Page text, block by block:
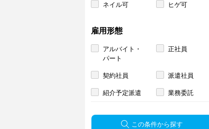
ネイル可 ヒゲ可
雇用形態
アルバイト・
パート
正社員
契約社員 派遣社員
紹介予定派遣 業務委託
この条件から探す